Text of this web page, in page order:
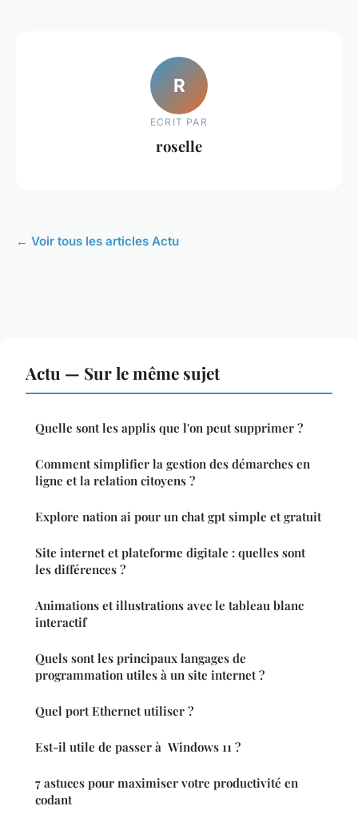
R
ECRIT PAR
roselle
← Voir tous les articles Actu
Actu — Sur le même sujet
Quelle sont les applis que l'on peut supprimer ?
Comment simplifier la gestion des démarches en
ligne et la relation citoyens ?
Explore nation ai pour un chat gpt simple et gratuit
Site internet et plateforme digitale : quelles sont
les différences ?
Animations et illustrations avec le tableau blanc
interactif
Quels sont les principaux langages de
programmation utiles à un site internet ?
Quel port Ethernet utiliser ?
Est-il utile de passer à Windows 11 ?
7 astuces pour maximiser votre productivité en
codant